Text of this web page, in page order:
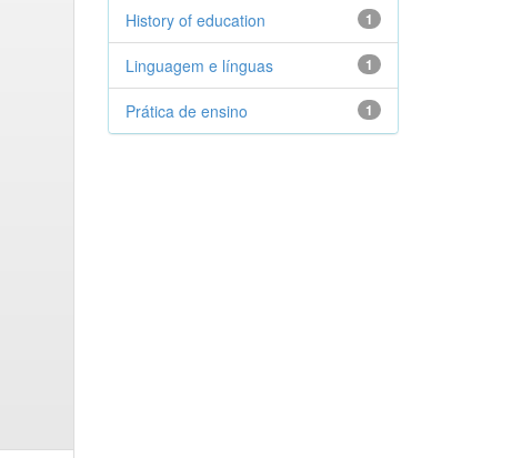
1
History of education
1
Linguagem e línguas
1
Prática de ensino